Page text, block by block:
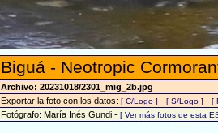
Biguá - Neotropic
Archivo: 20231018/2301_mig_2b.jpg
Exportar la foto con los datos: [ C/Logo ] - [ S/Logo ] - [
Fotógrafo: María Inés Gundi - [ Ver más fotos de esta